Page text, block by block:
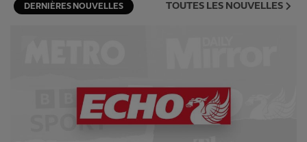
DERNIÈRES NOUVELLES TOUTES LES NOUVELLES